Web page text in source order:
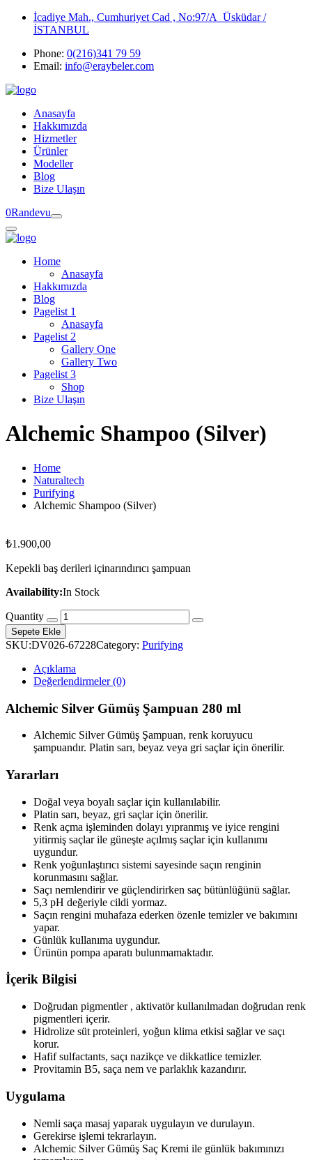
İcadiye Mah., Cumhuriyet Cad , No:97/A Üsküdar /
İSTANBUL
Phone: 0(216)341 79 59
Email: info@eraybeler.com
Anasayfa
Hakkımızda
Hizmetler
Ürünler
Modeller
Blog
Bize Ulaşın
0Randevu
Home
Anasayfa
Hakkımızda
Blog
Pagelist 1
Anasayfa
Pagelist 2
Gallery One
Gallery Two
Pagelist 3
Shop
Bize Ulaşın
Alchemic Shampoo (Silver)
Home
Naturaltech
Purifying
Alchemic Shampoo (Silver)
₺1.900,00
Kepekli baş derileri içinarındırıcı şampuan
Availability:In Stock
Quantity
Sepete Ekle
SKU:DV026-67228Category: Purifying
Açıklama
Değerlendirmeler (0)
Alchemic Silver Gümüş Şampuan 280 ml
Alchemic Silver Gümüş Şampuan, renk koruyucu
şampuandır. Platin sarı, beyaz veya gri saçlar için önerilir.
Yararları
Doğal veya boyalı saçlar için kullanılabilir.
Platin sarı, beyaz, gri saçlar için önerilir.
Renk açma işleminden dolayı yıpranmış ve iyice rengini
yitirmiş saçlar ile güneşte açılmış saçlar için kullanımı
uygundur.
Renk yoğunlaştırıcı sistemi sayesinde saçın renginin
korunmasını sağlar.
Saçı nemlendirir ve güçlendirirken saç bütünlüğünü sağlar.
5,3 pH değeriyle cildi yormaz.
Saçın rengini muhafaza ederken özenle temizler ve bakımını
yapar.
Günlük kullanıma uygundur.
Ürünün pompa aparatı bulunmamaktadır.
İçerik Bilgisi
Doğrudan pigmentler , aktivatör kullanılmadan doğrudan renk
pigmentleri içerir.
Hidrolize süt proteinleri, yoğun klima etkisi sağlar ve saçı
korur.
Hafif sulfactants, saçı nazikçe ve dikkatlice temizler.
Provitamin B5, saça nem ve parlaklık kazandırır.
Uygulama
Nemli saça masaj yaparak uygulayın ve durulayın.
Gerekirse işlemi tekrarlayın.
Alchemic Silver Gümüş Saç Kremi ile günlük bakımınızı